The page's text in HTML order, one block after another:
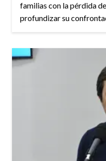
familias con la pérdida
profundizar su